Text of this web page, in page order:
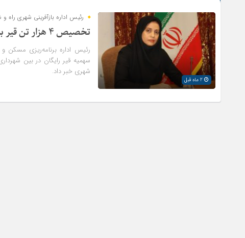
رئیس اداره بازآفرینی شهری راه
تخصیص ۴ هزار تن قیر به معابر هدف بازآفرینی شهری استان اردبیل
سهمیه قیر رایگان در بین
شهری خبر داد.